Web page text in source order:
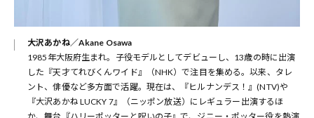
大沢あかね／Akane Osawa
1985年大阪府生まれ。子役モデルとしてデビューし、13歳の時に出演
した『天才てれびくんワイド』（NHK）で注目を集める。以来、タレ
ント、俳優など多方面で活躍。現在は、『ヒルナンデス！』(NTV)や
『大沢あかね LUCKY 7』（ニッポン放送）にレギュラー出演するほ